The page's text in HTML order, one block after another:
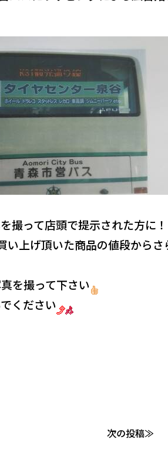
撮って店頭で提示された方に！
い上げ頂いた商品の値段から
を撮って下さい
ください
次の投稿